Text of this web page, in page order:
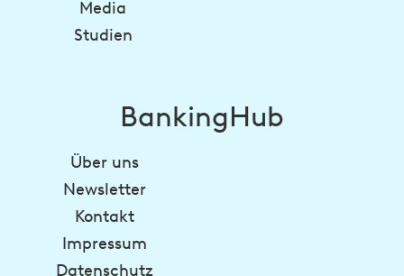
Media
Studien
BankingHub
Über uns
Newsletter
Kontakt
Impressum
Datenschutz